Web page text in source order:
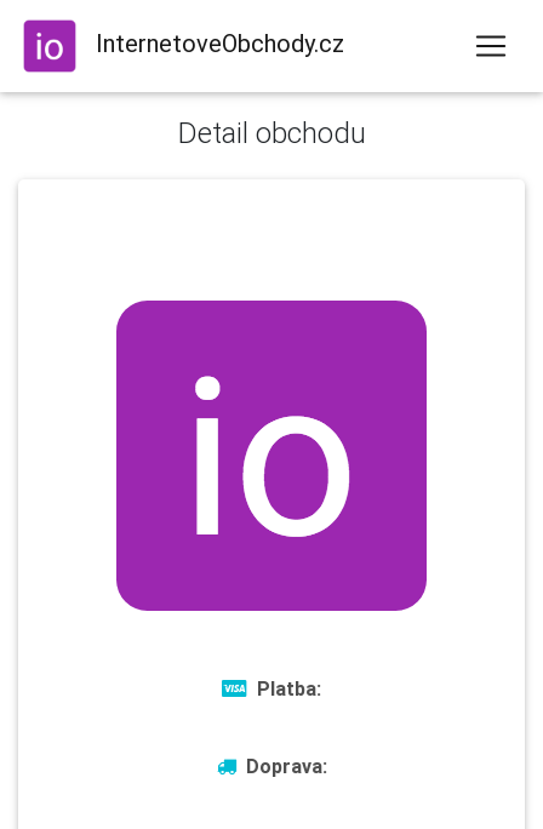
InternetoveObchody.cz
Detail obchodu
Platba:
Doprava: